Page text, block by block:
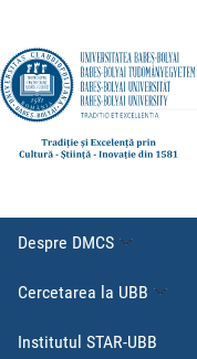
Despre DMCS
Cercetarea la UBB
Institutul STAR-UBB